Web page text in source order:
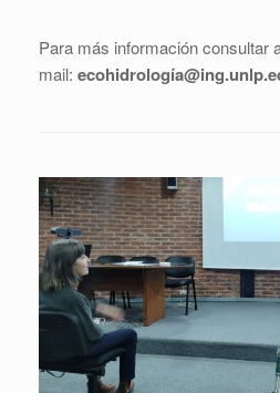
Para más información consultar
mail: